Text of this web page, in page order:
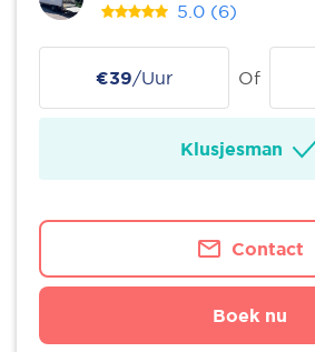
5.0 (6)
€39/Uur Of
Klusjesman
Contact
Boek nu